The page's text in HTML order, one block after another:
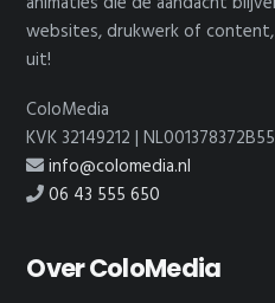
websites, drukwerk of
uit!
ColoMedia
KVK 32149212 | NL001378372B55
info@colomedia.nl
06 43 555 650
Over ColoMedia